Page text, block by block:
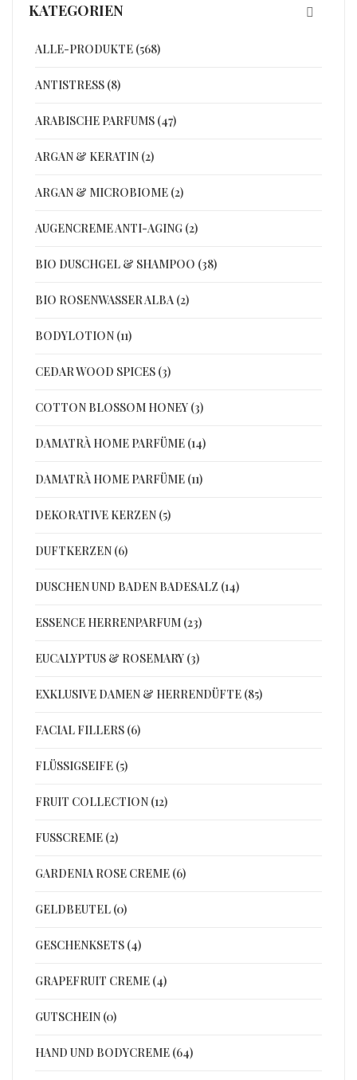
KATEGORIEN
ALLE-PRODUKTE (568)
ANTISTRESS (8)
ARABISCHE PARFUMS (47)
ARGAN & KERATIN (2)
ARGAN & MICROBIOME (2)
AUGENCREME ANTI-AGING (2)
BIO DUSCHGEL & SHAMPOO (38)
BIO ROSENWASSER ALBA (2)
BODYLOTION (11)
CEDAR WOOD SPICES (3)
COTTON BLOSSOM HONEY (3)
DAMATRÀ HOME PARFÜME (14)
DAMATRÀ HOME PARFÜME (11)
DEKORATIVE KERZEN (5)
DUFTKERZEN (6)
DUSCHEN UND BADEN BADESALZ (14)
ESSENCE HERRENPARFUM (23)
EUCALYPTUS & ROSEMARY (3)
EXKLUSIVE DAMEN & HERRENDÜFTE (85)
FACIAL FILLERS (6)
FLÜSSIGSEIFE (5)
FRUIT COLLECTION (12)
FUSSCREME (2)
GARDENIA ROSE CREME (6)
GELDBEUTEL (0)
GESCHENKSETS (4)
GRAPEFRUIT CREME (4)
GUTSCHEIN (0)
HAND UND BODYCREME (64)